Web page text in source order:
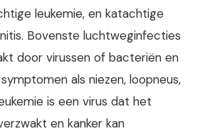
leukemie, en katachtige
Bovenste luchtweginfecties
door virussen of bacteriën en
als niezen, loopneus,
is een virus dat het
en kanker kan